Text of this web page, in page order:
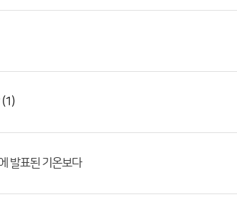
(1)
발표된 기온보다